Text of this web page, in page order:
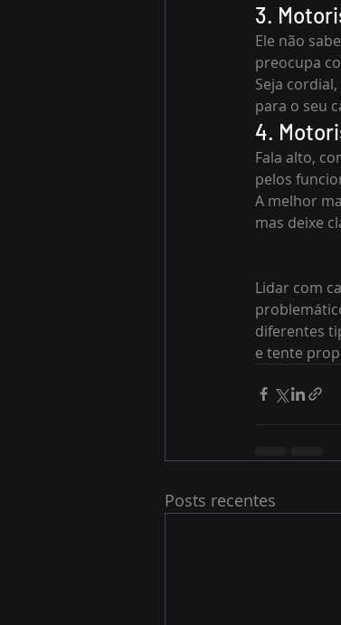
3.
Ele não
preocupa
Seja
para o seu
4.
Fala alto,
pelos
A melhor
mas deixe
Lidar com
diferentes
e tente
Posts recentes